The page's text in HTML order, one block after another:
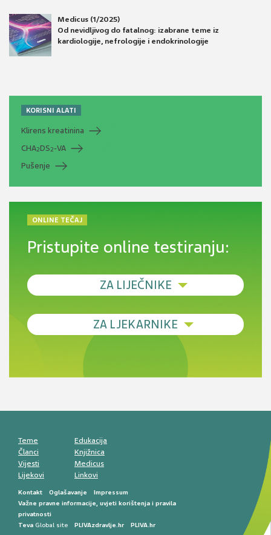
Medicus (1/2025)
Od nevidljivog do fatalnog: izabrane teme iz
kardiologije, nefrologije i endokrinologije
KORISNI ALATI
Klirens kreatinina
CHA2DS2-VA
Pušenje
ONLINE TEČAJ
Pristupite online testiranju:
ZA LIJEČNIKE
Debljina - od prevencije do personalizirane
Novi pogled na migrenu: komorbiditeti, spolne
razlike i nove terapije
smetnji do rane onkološke dijagnostike
ZA LJEKARNIKE
Antikoagulansi u ljekarničkoj praksi –
Teme
Članci
Vijesti
Lijekovi
Edukacija
Knjižnica
Medicus
Linkovi
Kontakt Oglašavanje
Impressum
Važne pravne informacije, uvjeti korištenja i pravila
privatnosti
Teva Global site PLIVAzdravlje.hr PLIVA.hr